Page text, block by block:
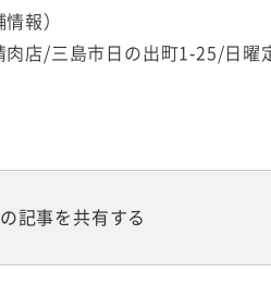
情報）
肉店/三島市日の出町1-25/日曜
記事を共有する